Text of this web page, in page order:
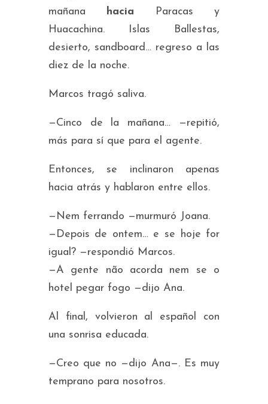
mañana
hacia Paracas y
Huacachina. Islas Ballestas,
desierto, sandboard… regreso a las
diez de la noche.
Marcos tragó saliva.
—Cinco de la mañana… —repitió,
más para sí que para el agente.
Entonces, se inclinaron apenas
hacia atrás y hablaron entre ellos.
— Nem ferrando —murmuró Joana.
— Depois de ontem… e se hoje for
igual?—respondió Marcos.
—A gente não acorda nem se o
hotel pegar fogo —dijo Ana.
Al final, volvieron al español con
una sonrisa educada.
—Creo que no —dijo Ana—. Es muy
temprano para nosotros.